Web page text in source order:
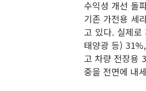
수익성 개선 돌
기존 가전용 세
고 있다. 실제로
태양광 등)
고 차량 전장용
중을 전면에 내